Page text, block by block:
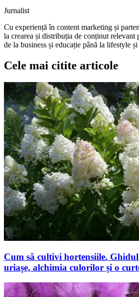
Jurnalist
Cu experiență în content marketing și
la crearea și distribuția de conținut relevant
de la business și educație până la lifestyle
Cele mai citite articole
Cum să cultivi hortensiile.
uriașe, alchimia culorilor și o